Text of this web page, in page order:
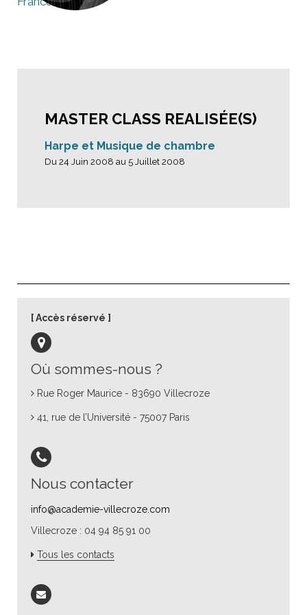
MASTER CLASS REALISÉE(S)
Harpe et Musique de chambre
Du 24 Juin 2008 au 5 Juillet 2008
Où sommes-nous ?
Rue Roger Maurice - 83690 Villecroze
41, rue de l’Université - 75007 Paris
Nous contacter
info@academie-villecroze.com
Villecroze : 04 94 85 91 00
Tous les contacts
Accès réservé